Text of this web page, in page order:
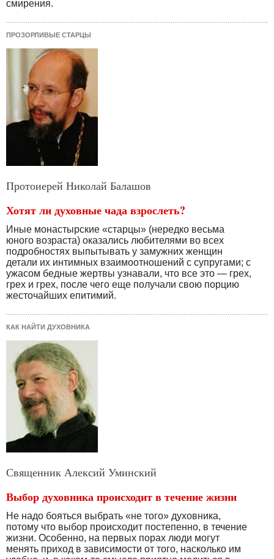
смирения.
ПРОЗОРЛИВЫЕ СТАРЦЫ
Протоиерей Николай Балашов
Хотят ли духовные чада взрослеть?
Иные монастырские «старцы» (нередко весьма
юного возраста) оказались любителями во всех
подробностях выпытывать у замужних женщин
детали их интимных взаимоотношений с супругами; с
ужасом бедные жертвы узнавали, что все это — грех,
грех и грех, после чего еще получали свою порцию
жесточайших епитимий.
КАК НАЙТИ ДУХОВНИКА
Священник Алексий Уминский
Выбор духовника происходит в течение жизни
Не надо бояться выбрать «не того» духовника,
потому что выбор происходит постепенно, в течение
жизни. Особенно, на первых порах люди могут
менять приход в зависимости от того, насколько им